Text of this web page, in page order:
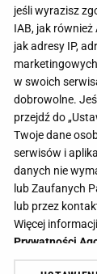
jeśli wyrazisz
IAB, jak
jak adresy IP,
w swoich
dobrowolne.
przejdź do
Twoje dane
serwisów i
danych nie
lub Zaufanych
lub przez
Więcej
Prywatności